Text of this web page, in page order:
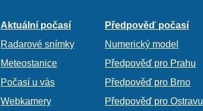
Aktuální počasí
Radarové snímky
Meteostanice
Počasí u vás
Webkamery
Předpověď počasí
Numerický model
Předpověď pro Prahu
Předpověď pro Brno
Předpověď pro Ostravu